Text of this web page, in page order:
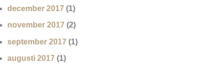
december 2017 (1)
november 2017 (2)
september 2017 (1)
augusti 2017 (1)